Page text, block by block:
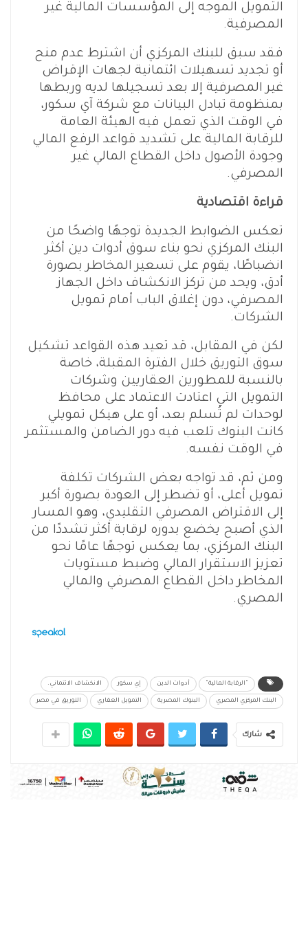
التمويل الموجه إلى المؤسسات المالية غير
المصرفية.
فقد سبق للبنك المركزي أن اشترط عدم منح
أو تجديد تسهيلات ائتمانية لجهات الإقراض
غير المصرفية إلا بعد تسجيلها لديه وربطها
بمنظومة تبادل البيانات مع شركة آي سكور،
في الوقت الذي تعمل فيه الهيئة العامة
للرقابة المالية على تشديد قواعد الرفع المالي
وجودة الأصول داخل القطاع المالي غير
المصرفي.
قراءة اقتصادية
تعكس الضوابط الجديدة توجهًا واضحًا من
البنك المركزي نحو بناء سوق أدوات دين أكثر
انضباطًا، يقوم على تسعير المخاطر بصورة
أدق، ويحد من تركز الانكشاف داخل الجهاز
المصرفي، دون إغلاق الباب أمام تمويل
الشركات.
لكن في المقابل، قد تعيد هذه القواعد تشكيل
سوق التوريق خلال الفترة المقبلة، خاصة
بالنسبة للمطورين العقاريين وشركات
التمويل التي اعتادت الاعتماد على محافظ
لوحدات لم تُسلم بعد، أو على هيكل تمويلي
كانت البنوك تلعب فيه دور الضامن والمستثمر
في الوقت نفسه.
ومن ثم، قد تواجه بعض الشركات تكلفة
تمويل أعلى، أو تضطر إلى العودة بصورة أكبر
إلى الاقتراض المصرفي التقليدي، وهو المسار
الذي أصبح يخضع بدوره لرقابة أكثر تشددًا من
البنك المركزي، بما يعكس توجهًا عامًا نحو
تعزيز الاستقرار المالي وضبط مستويات
المخاطر داخل القطاع المصرفي والمالي
المصري.
"الرقابة المالية" أدوات الدين إي سكور الانكشاف الائتماني.
البنك المركزي المصري البنوك المصرية التمويل العقاري التوريق في مصر
شارك